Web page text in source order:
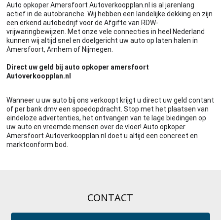
Auto opkoper Amersfoort Autoverkoopplan.nl is al jarenlang
actief in de autobranche. Wij hebben een landelijke dekking en zijn
een erkend autobedrijf voor de Afgifte van RDW-
vrijwaringbewijzen. Met onze vele connecties in heel Nederland
kunnen wij altijd snel en doelgericht uw auto op laten halen in
Amersfoort, Arnhem of Nijmegen.
Direct uw geld bij auto opkoper amersfoort
Autoverkoopplan.nl
Wanneer u uw auto bij ons verkoopt krijgt u direct uw geld contant
of per bank dmv een spoedopdracht. Stop met het plaatsen van
eindeloze advertenties, het ontvangen van te lage biedingen op
uw auto en vreemde mensen over de vloer! Auto opkoper
Amersfoort Autoverkoopplan.nl doet u altijd een concreet en
marktconform bod.
CONTACT